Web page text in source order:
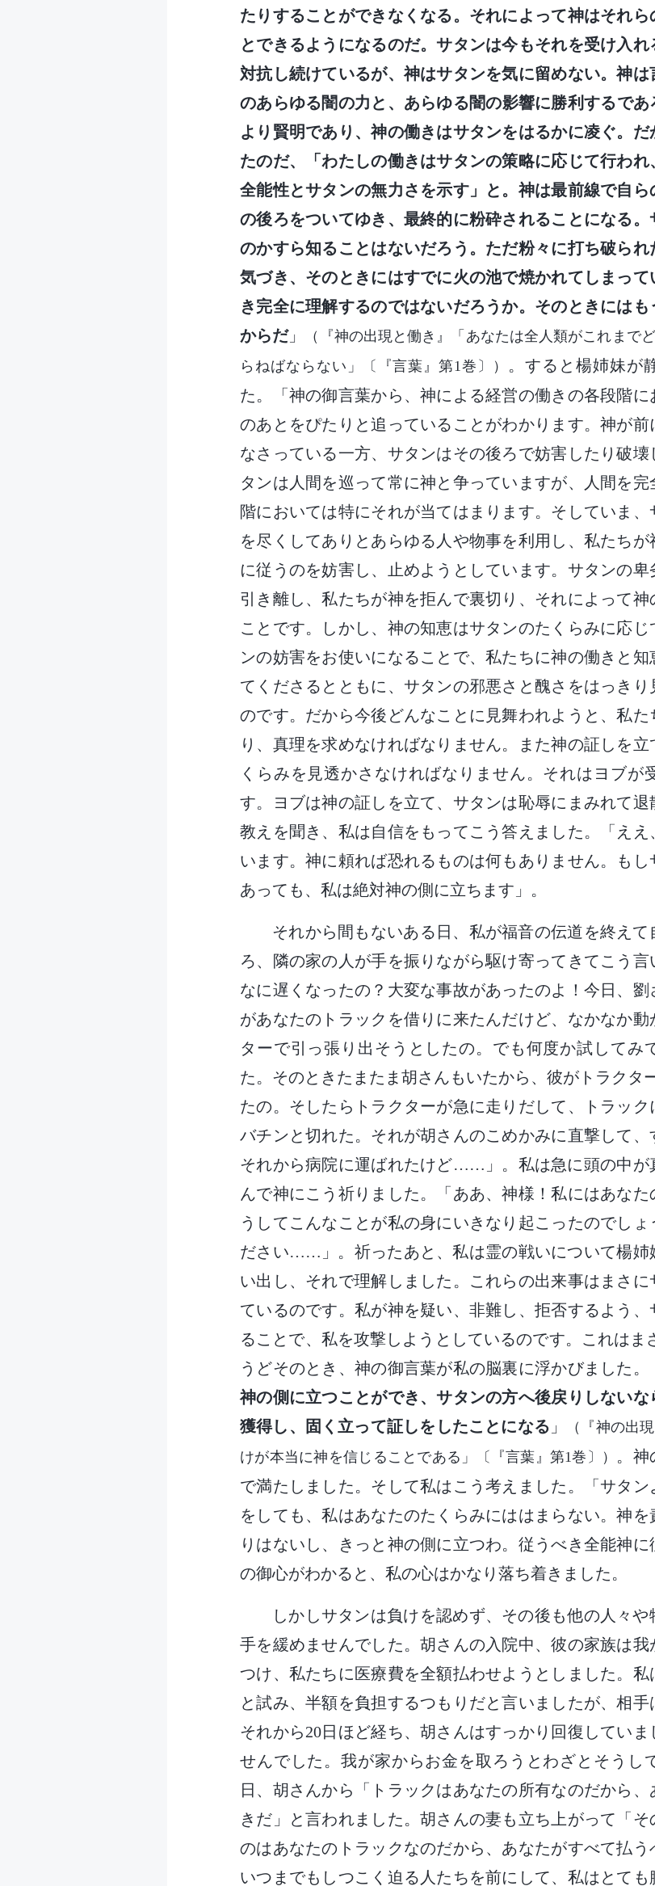
たりすることができなくなる。それによって神はそれ
とできるようになるのだ。サタンは今もそれを受け入
対抗し続けているが、神はサタンを気に留めない。神
のあらゆる闇の力と、あらゆる闇の影響に勝利するで
より賢明であり、神の働きはサタンをはるかに凌ぐ。
たのだ、「わたしの働きはサタンの策略に応じて行わ
全能性とサタンの無力さを示す」と。神は最前線で自
の後ろをついてゆき、最終的に粉砕されることになる
のかすら知ることはないだろう。ただ粉々に打ち破ら
気づき、そのときにはすでに火の池で焼かれてしまっ
き完全に理解するのではないだろうか。そのときには
からだ」
（『神の出現と働き』「あなたは全人類がこれまで
らねばならない」〔『言葉』第1巻〕） 。すると楊姉妹が
た。「神の御言葉から、神による経営の働きの各段階
のあとをぴたりと追っていることがわかります。神が
なさっている一方、サタンはその後ろで妨害したり破
タンは人間を巡って常に神と争っていますが、人間を
階においては特にそれが当てはまります。そしていま、
を尽くしてありとあらゆる人や物事を利用し、私たち
に従うのを妨害し、止めようとしています。サタンの
引き離し、私たちが神を拒んで裏切り、それによって
ことです。しかし、神の知恵はサタンのたくらみに応
ンの妨害をお使いになることで、私たちに神の働きと
てくださるとともに、サタンの邪悪さと醜さをはっき
のです。だから今後どんなことに見舞われようと、私
り、真理を求めなければなりません。また神の証しを
くらみを見透かさなければなりません。それはヨブが
す。ヨブは神の証しを立て、サタンは恥辱にまみれて退
教えを聞き、私は自信をもってこう答えました。「え
います。神に頼れば恐れるものは何もありません。も
あっても、私は絶対神の側に立ちます」。
それから間もないある日、私が福音の伝道を終えて
ろ、隣の家の人が手を振りながら駆け寄ってきてこう
なに遅くなったの？大変な事故があったのよ！今日、
があなたのトラックを借りに来たんだけど、なかなか
ターで引っ張り出そうとしたの。でも何度か試してみ
た。そのときたまたま胡さんもいたから、彼がトラクタ
たの。そしたらトラクターが急に走りだして、トラッ
バチンと切れた。それが胡さんのこめかみに直撃して、
それから病院に運ばれたけど……」。私は急に頭の中が
んで神にこう祈りました。「ああ、神様！私にはあな
うしてこんなことが私の身にいきなり起こったのでしょ
ださい……」。祈ったあと、私は霊の戦いについて楊姉
い出し、それで理解しました。これらの出来事はまさ
ているのです。私が神を疑い、非難し、拒否するよう
ることで、私を攻撃しようとしているのです。これはま
うどそのとき、神の御言葉が私の脳裏に浮かびました。
神の側に立つことができ、サタンの方へ後戻りしない
獲得し、固く立って証しをしたことになる 」
（『神の出
けが本当に神を信じることである」〔『言葉』第1巻〕） 。神
で満たしました。そして私はこう考えました。「サタ
をしても、私はあなたのたくらみにははまらない。神
りはないし、きっと神の側に立つわ。従うべき全能神
の御心がわかると、私の心はかなり落ち着きました。
しかしサタンは負けを認めず、その後も他の人々
手を緩めませんでした。胡さんの入院中、彼の家族は
つけ、私たちに医療費を全額払わせようとしました。私
と試み、半額を負担するつもりだと言いましたが、相手
それから20日ほど経ち、胡さんはすっかり回復していま
せんでした。我が家からお金を取ろうとわざとそうし
日、胡さんから「トラックはあなたの所有なのだから
きだ」と言われました。胡さんの妻も立ち上がって「
のはあなたのトラックなのだから、あなたがすべて払う
いつまでもしつこく迫る人たちを前にして、私はとて